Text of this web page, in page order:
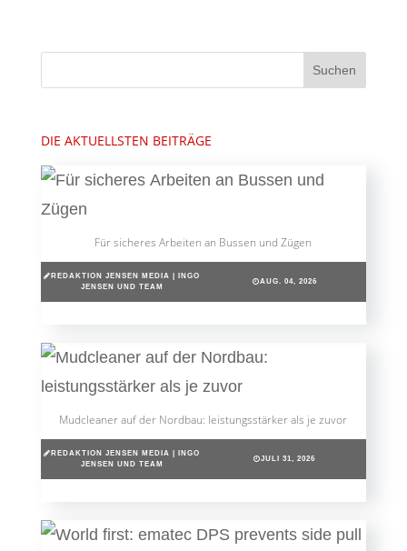
DIE AKTUELLSTEN BEITRÄGE
Für sicheres Arbeiten an Bussen und Zügen
REDAKTION JENSEN MEDIA | INGO
JENSEN UND TEAM
AUG. 04, 2026
Mudcleaner auf der Nordbau: leistungsstärker als je zuvor
REDAKTION JENSEN MEDIA | INGO
JENSEN UND TEAM
JULI 31, 2026